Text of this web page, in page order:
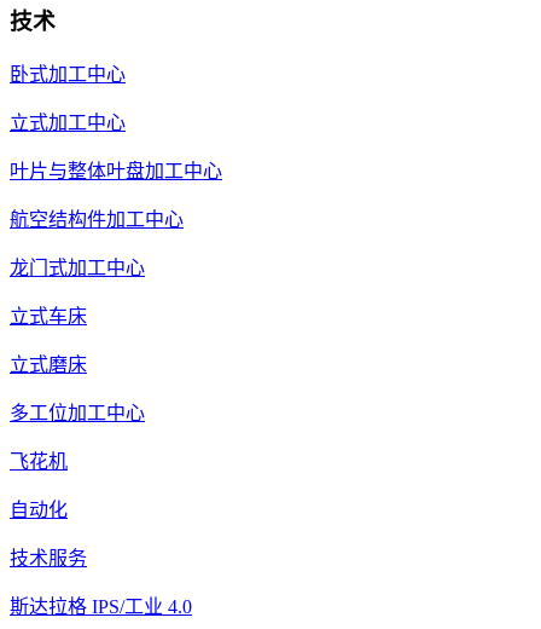
技术
卧式加工中心
立式加工中心
叶片与整体叶盘加工中心
航空结构件加工中心
龙门式加工中心
立式车床
立式磨床
多工位加工中心
飞花机
自动化
技术服务
斯达拉格 IPS/工业 4.0